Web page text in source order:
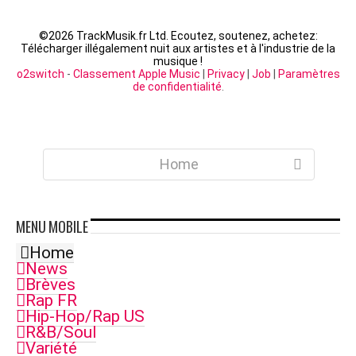
©2026 TrackMusik.fr Ltd. Ecoutez, soutenez, achetez:
Télécharger illégalement nuit aux artistes et à l'industrie de la
musique !
o2switch - Classement Apple Music Privacy| Job
Paramètres
de confidentialité
Home
MENUMOBILE
Home
News
Brèves
Rap FR
Hip-Hop/Rap US
R&B/Soul
Variété